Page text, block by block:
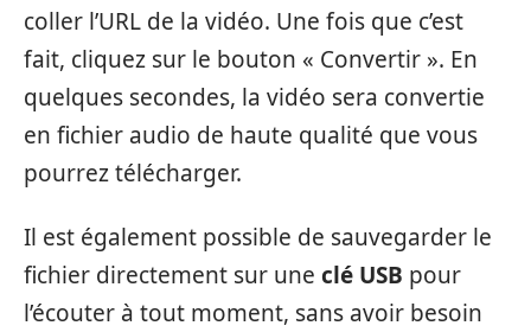
coller l’URL de la vidéo. Une fois que c’est
fait, cliquez sur le bouton « Convertir ». En
quelques secondes, la vidéo sera convertie
en fichier audio de haute qualité que vous
pourrez télécharger.
Il est également possible de sauvegarder le
fichier directement sur une clé USB pour
l’écouter à tout moment, sans avoir besoin